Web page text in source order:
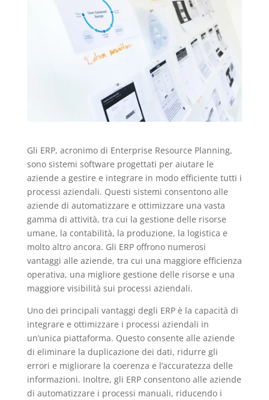
Gli ERP, acronimo di Enterprise Resource Planning,
sono sistemi software progettati per aiutare le
aziende a gestire e integrare in modo efficiente tutti i
processi aziendali. Questi sistemi consentono alle
aziende di automatizzare e ottimizzare una vasta
gamma di attività, tra cui la gestione delle risorse
umane, la contabilità, la produzione, la logistica e
molto altro ancora. Gli ERP offrono numerosi
vantaggi alle aziende, tra cui una maggiore efficienza
operativa, una migliore gestione delle risorse e una
maggiore visibilità sui processi aziendali.
Uno dei principali vantaggi degli ERP è la capacità di
integrare e ottimizzare i processi aziendali in
un’unica piattaforma. Questo consente alle aziende
di eliminare la duplicazione dei dati, ridurre gli
errori e migliorare la coerenza e l’accuratezza delle
informazioni. Inoltre, gli ERP consentono alle aziende
di automatizzare i processi manuali, riducendo i